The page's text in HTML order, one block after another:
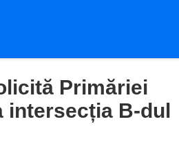
Primăriei
intersecția B-dul